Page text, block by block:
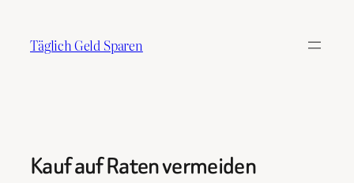
Inhalt
springen
Täglich Geld Sparen
Kauf auf Raten vermeiden